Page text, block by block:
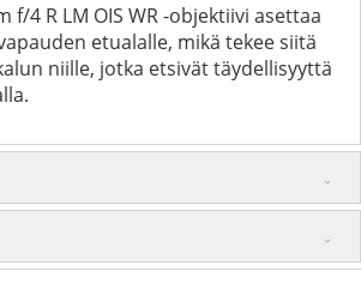
f/4 R LM OIS WR -objektiivi asettaa
etualalle, mikä tekee siitä
niille, jotka etsivät täydellisyyttä